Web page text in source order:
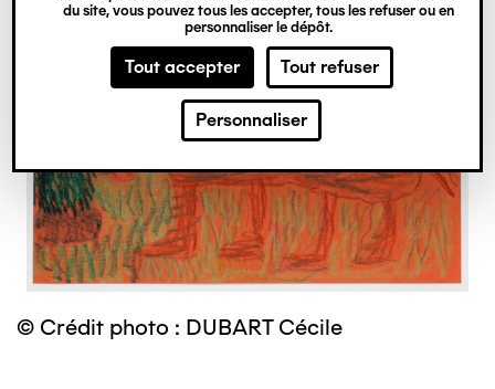
du site, vous pouvez tous les accepter, tous les refuser ou en
personnaliser le dépôt.
Tout accepter Tout refuser
Personnaliser
contenu
© Crédit photo : DUBART Cécile